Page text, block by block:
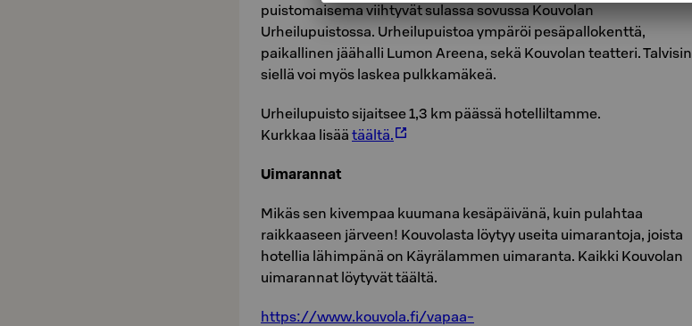
puistomaisema viihtyvät sulassa sovussa Kouvolan
Urheilupuistossa. Urheilupuistoa ympäröi pesäpallokenttä,
paikallinen jäähalli Lumon Areena, sekä Kouvolan teatteri. Talvisin
siellä voi myös laskea pulkkamäkeä.
Urheilupuisto sijaitsee 1,3 km päässä hotelliltamme.
Kurkkaa lisää täältä.
Uimarannat
Mikäs sen kivempaa kuumana kesäpäivänä, kuin pulahtaa
raikkaaseen järveen! Kouvolasta löytyy useita uimarantoja, joista
hotellia lähimpänä on Käyrälammen uimaranta. Kaikki Kouvolan
uimarannat löytyvät täältä.
https://www.kouvola.fi/vapaa-